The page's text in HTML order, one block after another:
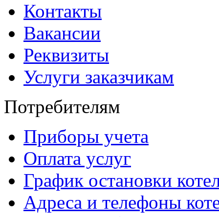
Контакты
Вакансии
Реквизиты
Услуги заказчикам
Потребителям
Приборы учета
Оплата услуг
График остановки
Адреса и телефоны